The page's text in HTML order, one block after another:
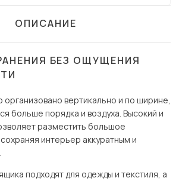
ОПИСАНИЕ
БЕЗ ОЩУЩЕНИЯ
организовано вертикально и по ширине,
больше порядка и воздуха. Высокий и
разместить большое
интерьер аккуратным и
подходят для одежды и текстиля, а